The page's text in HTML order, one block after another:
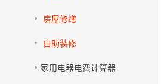
房屋修缮
自助装修
家用电器电费计算器